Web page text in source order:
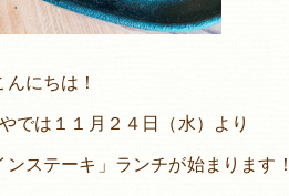
んにちは！
では１１月２４日（水）より
ステーキ」ランチが始まります！